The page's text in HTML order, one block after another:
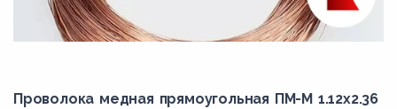
Проволока медная прямоугольная ПМ-М 1.12x2.36